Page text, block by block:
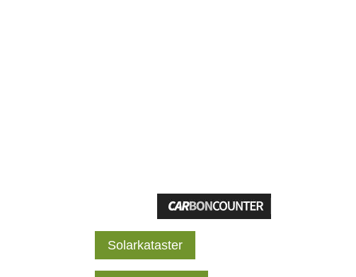
Solarkataster